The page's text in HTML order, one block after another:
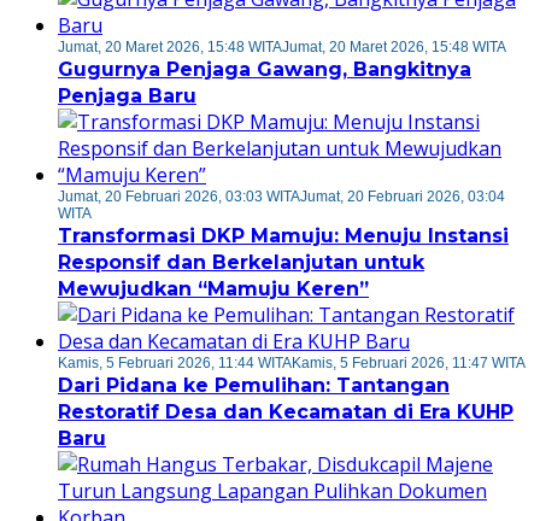
Jumat, 20 Maret 2026, 15:48 WITAJumat, 20 Maret 2026, 15:48 WITA
Gugurnya Penjaga Gawang, Bangkitnya
Penjaga Baru
Jumat, 20 Februari 2026, 03:03 WITAJumat, 20 Februari 2026, 03:04
WITA
Transformasi DKP Mamuju: Menuju Instansi
Responsif dan Berkelanjutan untuk
Mewujudkan “Mamuju Keren”
Kamis, 5 Februari 2026, 11:44 WITAKamis, 5 Februari 2026, 11:47 WITA
Dari Pidana ke Pemulihan: Tantangan
Restoratif Desa dan Kecamatan di Era KUHP
Baru